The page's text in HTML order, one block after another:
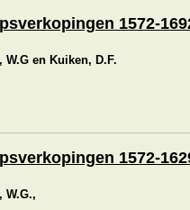
1572-
W.G en Kuiken, D.F.
1572-
W.G.,